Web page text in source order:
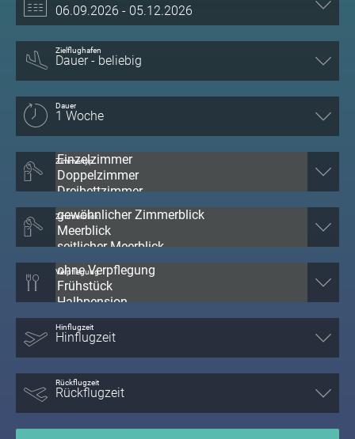
Zielflughafen
Dauer
Zimmertyp
Zimmerblick
Verpflegung
Hinflugzeit
Rückflugzeit